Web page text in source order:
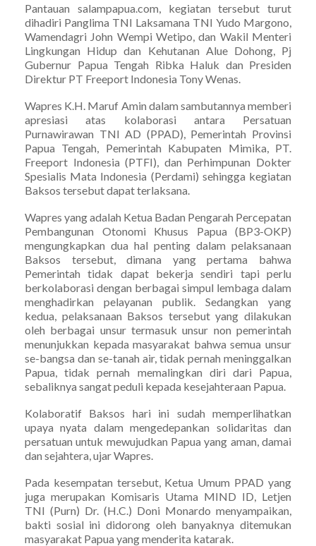
Pantauan salampapua.com, kegiatan tersebut turut
dihadiri Panglima TNI Laksamana TNI Yudo Margono,
Wamendagri John Wempi Wetipo, dan Wakil Menteri
Lingkungan Hidup dan Kehutanan Alue Dohong, Pj
Gubernur Papua Tengah Ribka Haluk dan Presiden
Direktur PT Freeport Indonesia Tony Wenas.
Wapres K.H. Maruf Amin dalam sambutannya memberi
apresiasi atas kolaborasi antara Persatuan
Purnawirawan TNI AD (PPAD), Pemerintah Provinsi
Papua Tengah, Pemerintah Kabupaten Mimika, PT.
Freeport Indonesia (PTFI), dan Perhimpunan Dokter
Spesialis Mata Indonesia (Perdami) sehingga kegiatan
Baksos tersebut dapat terlaksana.
Wapres yang adalah Ketua Badan Pengarah Percepatan
Pembangunan Otonomi Khusus Papua (BP3-OKP)
mengungkapkan dua hal penting dalam pelaksanaan
Baksos tersebut, dimana yang pertama bahwa
Pemerintah tidak dapat bekerja sendiri tapi perlu
berkolaborasi dengan berbagai simpul lembaga dalam
menghadirkan pelayanan publik. Sedangkan yang
kedua, pelaksanaan Baksos tersebut yang dilakukan
oleh berbagai unsur termasuk unsur non pemerintah
menunjukkan kepada masyarakat bahwa semua unsur
se-bangsa dan se-tanah air, tidak pernah meninggalkan
Papua, tidak pernah memalingkan diri dari Papua,
sebaliknya sangat peduli kepada kesejahteraan Papua.
Kolaboratif Baksos hari ini sudah memperlihatkan
upaya nyata dalam mengedepankan solidaritas dan
persatuan untuk mewujudkan Papua yang aman, damai
dan sejahtera, ujar Wapres.
Pada kesempatan tersebut, Ketua Umum PPAD yang
juga merupakan Komisaris Utama MIND ID, Letjen
TNI (Purn) Dr. (H.C.) Doni Monardo menyampaikan,
bakti sosial ini didorong oleh banyaknya ditemukan
masyarakat Papua yang menderita katarak.